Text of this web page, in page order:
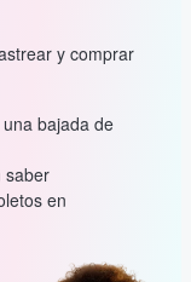
y comprar
bajada de
saber
en